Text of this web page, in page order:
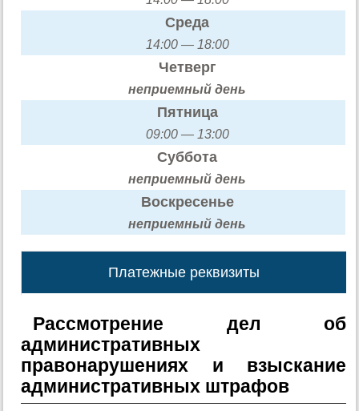
Среда
14:00 — 18:00
Четверг
неприемный день
Пятница
09:00 — 13:00
Суббота
неприемный день
Воскресенье
неприемный день
Платежные реквизиты
Рассмотрение дел об
административных
правонарушениях и взыскание
административных штрафов